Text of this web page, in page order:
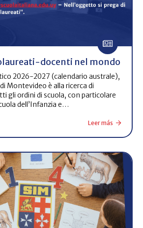
docenti nel mondo
2026-2027 (calendario australe),
Montevideo è alla ricerca di
gli ordini di scuola, con particolare
dell’Infanzia e…
Leer más